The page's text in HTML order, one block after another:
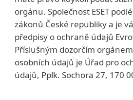
orgánu. Společnost ESET
zákonů České republiky a je
předpisy o ochraně údajů
Příslušným dozorčím
osobních údajů je Úřad pro
údajů, Pplk. Sochora 27, 170